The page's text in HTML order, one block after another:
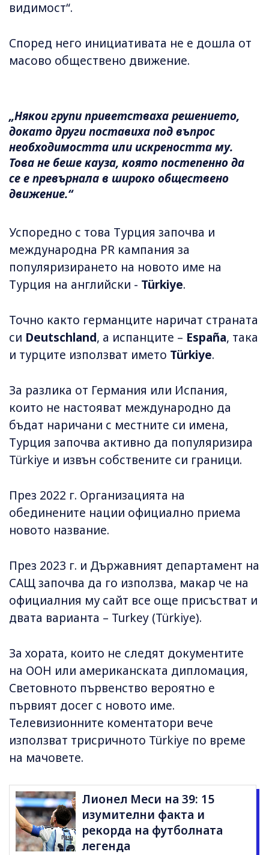
видимост“.
Според него инициативата не е дошла от
масово обществено движение.
„Някои групи приветстваха решението,
докато други поставиха под въпрос
необходимостта или искреността му.
Това не беше кауза, която постепенно да
се е превърнала в широко обществено
движение.“
Успоредно с това Турция започва и
международна PR кампания за
популяризирането на новото име на
Турция на английски - Türkiye.
Точно както германците наричат страната
си Deutschland, а испанците – España, така
и турците използват името Türkiye.
За разлика от Германия или Испания,
които не настояват международно да
бъдат наричани с местните си имена,
Турция започва активно да популяризира
Türkiye и извън собствените си граници.
През 2022 г. Организацията на
обединените нации официално приема
новото название.
През 2023 г. и Държавният департамент на
САЩ започва да го използва, макар че на
официалния му сайт все още присъстват и
двата варианта – Turkey (Türkiye).
За хората, които не следят документите
на ООН или американската дипломация,
Световното първенство вероятно е
първият досег с новото име.
Телевизионните коментатори вече
използват трисричното Türkiye по време
на мачовете.
Лионел Меси на 39: 15
изумителни факта и
рекорда на футболната
легенда